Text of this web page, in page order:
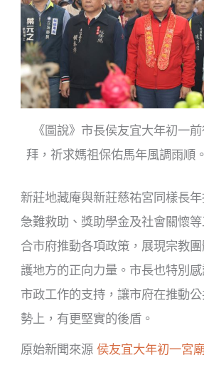
《​圖說》市長侯友宜大年初一
拜，祈求媽祖保佑馬年風調雨順
新莊地藏庵與新莊慈祐宮同樣長年
急難救助、獎助學金及社會關懷
合市府推動各項政策，展現宗教
護地方的正向力量。市長也特別
市政工作的支持，讓市府在推動
勢上，有更堅實的後盾。
原始新聞來源侯友宜大年初一宮